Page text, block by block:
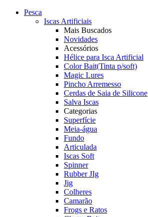
Pesca
Iscas Artificiais
Mais Buscados
Novidades
Acessórios
Hélice para Isca Artificial
Color Bait(Tinta p/soft)
Magic Lures
Pincho Arremesso
Cerdas de Saia de Silicone
Salva Iscas
Categorias
Superfície
Meia-água
Fundo
Articulada
Iscas Soft
Spinner
Rubber JIg
Jig
Colheres
Camarão
Frogs e Ratos